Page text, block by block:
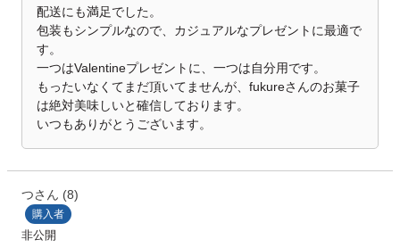
配送にも満足でした。
包装もシンプルなので、カジュアルなプレゼントに最適で
す。
一つはValentineプレゼントに、一つは自分用です。
もったいなくてまだ頂いてませんが、fukureさんのお菓子
は絶対美味しいと確信しております。
いつもありがとうございます。
つ 8
購入者
非公開